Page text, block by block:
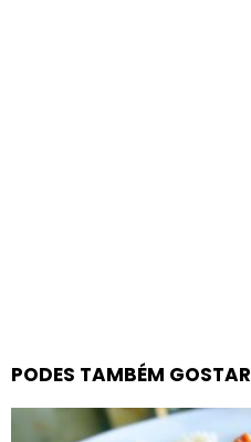
PODES TAMBÉM GOSTAR